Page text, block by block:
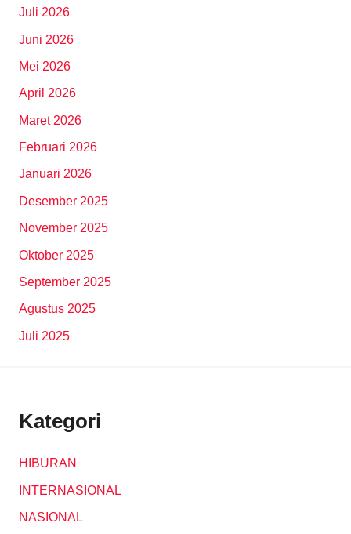
Juli 2026
Juni 2026
Mei 2026
April 2026
Maret 2026
Februari 2026
Januari 2026
Desember 2025
November 2025
Oktober 2025
September 2025
Agustus 2025
Juli 2025
Kategori
HIBURAN
INTERNASIONAL
NASIONAL